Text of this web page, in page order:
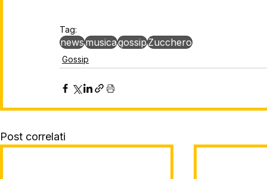
Tag:
newsmusicagossipZucchero
Gossip
Post correlati